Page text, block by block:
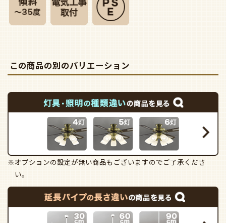
この商品の別のバリエーション
※オプションの設定が無い商品もございますのでご了承くださ
い。